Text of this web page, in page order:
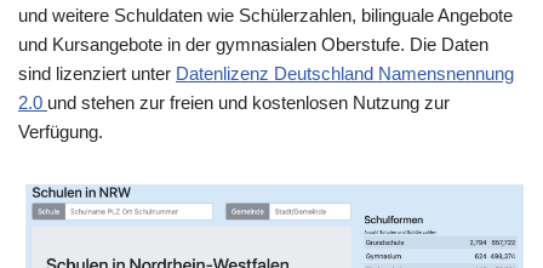
und weitere Schuldaten wie Schülerzahlen, bilinguale Angebote
und Kursangebote in der gymnasialen Oberstufe. Die Daten
sind lizenziert unter Datenlizenz Deutschland Namensnennung
2.0 und stehen zur freien und kostenlosen Nutzung zur
Verfügung.